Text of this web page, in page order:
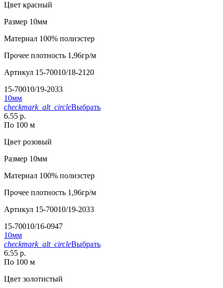
Цвет красный
Размер 10мм
Материал 100% полиэстер
Прочее плотность 1,96гр/м
Артикул 15-70010/18-2120
15-70010/19-2033
10мм
checkmark_alt_circleВыбрать
6.55 р.
По 100 м
Цвет розовый
Размер 10мм
Материал 100% полиэстер
Прочее плотность 1,96гр/м
Артикул 15-70010/19-2033
15-70010/16-0947
10мм
checkmark_alt_circleВыбрать
6.55 р.
По 100 м
Цвет золотистый